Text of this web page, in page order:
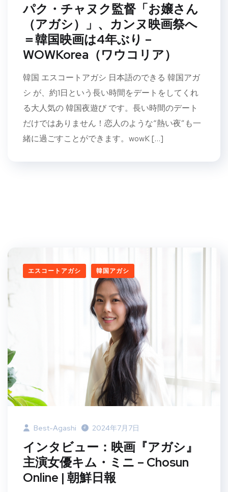
パク・チャヌク監督「お嬢さん
（アガシ）」、カンヌ映画祭へ
＝韓国映画は4年ぶり –
WOWKorea（ワウコリア）
韓国 エスコートアガシ 日本語のできる 韓国アガ
シ が、約1日という長い時間をデートをしてくれ
る大人気の 韓国夜遊び です。長い時間のデート
だけではありません！恋人のような“熱い夜”も一
緒に過ごすことができます。wowK […]
エスコートアガシ 韓国アガシ
Best-Agashi 2024年7月7日
インタビュー：映画『アガシ』
主演女優キム・ミニ – Chosun
Online | 朝鮮日報